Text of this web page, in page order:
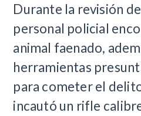
Durante la revisión
personal policial
animal faenado,
herramientas
para cometer el
incautó un rifle